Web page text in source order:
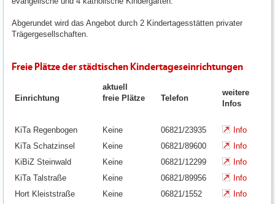
Abgerundet wird das Angebot durch 2 Kindertagesstätten privater
Trägergesellschaften.
Freie Plätze der städtischen Kindertageseinrichtungen
Einrichtung
aktuell
freie Plätze
Telefon
weitere
Infos
KiTa Regenbogen Keine 06821/23935
Info
KiTa Schatzinsel
Keine 06821/89600
Info
KiBiZ Steinwald
Keine 06821/12299
Info
KiTa Talstraße
Keine 06821/89956
Info
Hort Kleiststraße
Keine 06821/1552
Info